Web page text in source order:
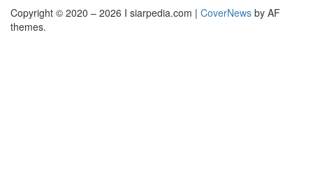
Copyright © 2020 – 2026 I siarpedia.com | CoverNews by AF
themes.